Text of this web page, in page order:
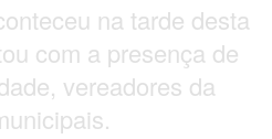
na tarde desta
com a presença de
vereadores da